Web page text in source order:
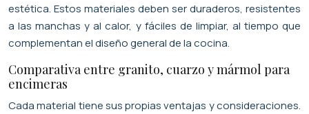
estética. Estos materiales deben ser duraderos, resistentes
a las manchas y al calor, y fáciles de limpiar, al tiempo que
complementan el diseño general de la cocina.
Comparativa entre granito, cuarzo y mármol para
encimeras
Cada material tiene sus propias ventajas y consideraciones.